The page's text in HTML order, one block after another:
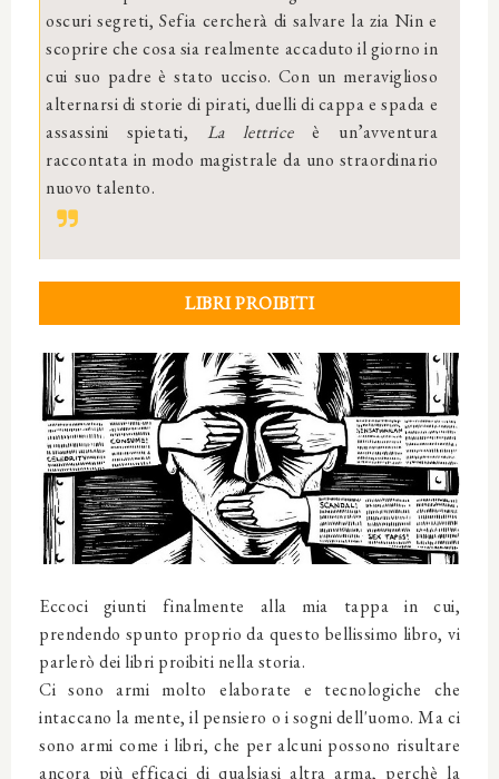
oscuri segreti, Sefia cercherà di salvare la zia Nin e
scoprire che cosa sia realmente accaduto il giorno in
cui suo padre è stato ucciso. Con un meraviglioso
alternarsi di storie di pirati, duelli di cappa e spada e
assassini spietati, La lettriceè un’avventura
raccontata in modo magistrale da uno straordinario
nuovo talento.
LIBRI PROIBITI
Eccoci giunti finalmente alla mia tappa in cui,
prendendo spunto proprio da questo bellissimo libro, vi
parlerò dei libri proibiti nella storia.
Ci sono armi molto elaborate e tecnologiche che
intaccano la mente, il pensiero o i sogni dell'uomo. Ma ci
sono armi come i libri, che per alcuni possono risultare
ancora più efficaci di qualsiasi altra arma, perchè la